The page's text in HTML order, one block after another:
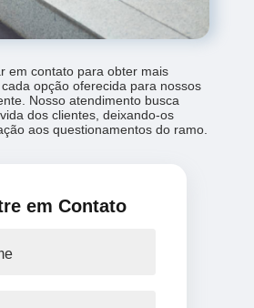
em contato para obter mais
opção oferecida para nossos
Nosso atendimento busca
dos clientes, deixando-os
aos questionamentos do ramo.
em Contato